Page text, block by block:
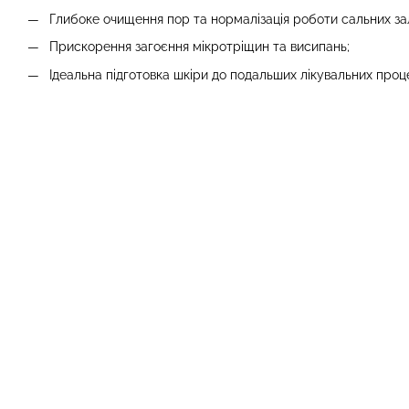
Глибоке очищення пор та нормалізація роботи сальних
Прискорення загоєння мікротріщин та висипань;
Ідеальна підготовка шкіри до подальших лікувальних